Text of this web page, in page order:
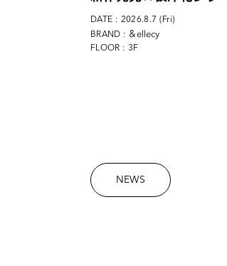
DATE : 2026.8.7 (Fri)
BRAND : ＆ellecy
FLOOR : 3F
NEWS